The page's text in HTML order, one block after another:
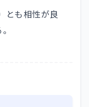
とも相性が良